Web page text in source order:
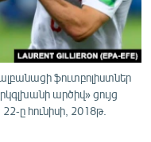
ֆուտբոլիստներ
արծիվ» ցույց
ը հունիսի, 2018թ.